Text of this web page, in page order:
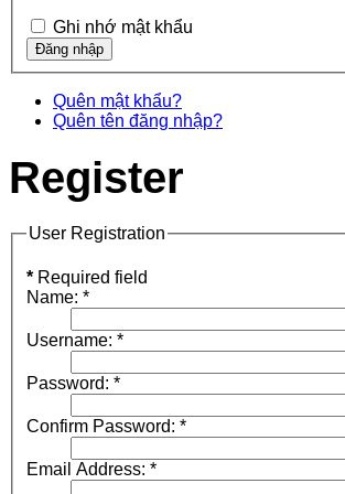
Ghi nhớ mật khẩu
Quên mật khẩu?
Quên tên đăng nhập?
Register
User Registration
* Required field
Name: *
Username: *
Password: *
Confirm Password: *
Email Address: *